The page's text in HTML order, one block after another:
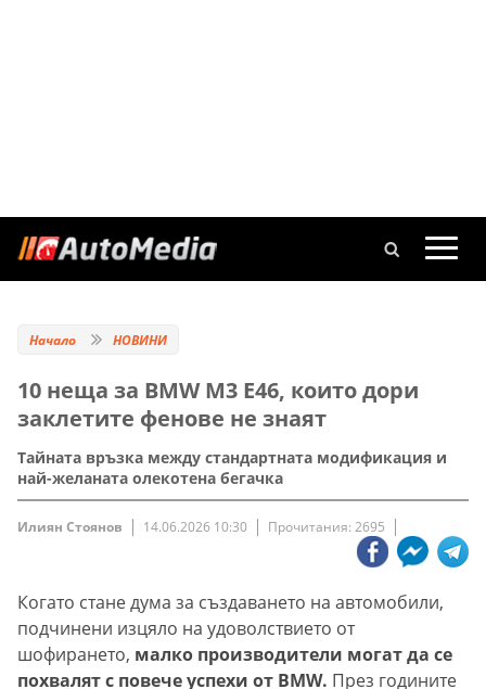
Начало НОВИНИ
10 неща за BMW M3 E46, които дори
заклетите фенове не знаят
Тайната връзка между стандартната модификация и
най-желаната олекотена бегачка
Илиян Стоянов 14.06.2026 10:30 Прочитания: 2695
Когато стане дума за създаването на автомобили,
подчинени изцяло на удоволствието от
шофирането, малко производители могат да се
похвалят с повече успехи от BMW. През годините